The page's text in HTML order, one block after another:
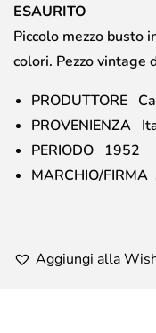
ESAURITO
Piccolo mezzo busto
colori. Pezzo vintage
PRODUTTORE
PROVENIENZA
PERIODO 1952
MARCHIO/
Aggiungi alla